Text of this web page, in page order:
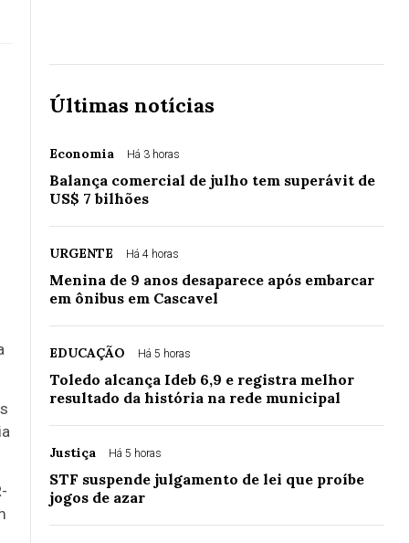
Últimas notícias
Economia Há 3 horas
Balança comercial de julho tem superávit de
US$ 7 bilhões
URGENTE Há 4 horas
Menina de 9 anos desaparece após embarcar
em ônibus em Cascavel
EDUCAÇÃO Há 5 horas
Toledo alcança Ideb 6,9 e registra melhor
resultado da história na rede municipal
Justiça Há 5 horas
STF suspende julgamento de lei que proíbe
jogos de azar